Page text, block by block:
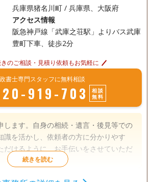
兵庫県猪名川町 / 兵庫県、大阪府
アクセス情報
阪急神戸線「武庫之荘駅」よりバス武庫
豊町下車、徒歩2分
のご相談・見積り依頼もお気軽に
書士専門スタッフに無料相談
919-703
相談
無料
します。自身の相続・遺言・後見等での
識を活かし、依頼者の方に分かりやす
だけるように、お手伝いをさせていただ